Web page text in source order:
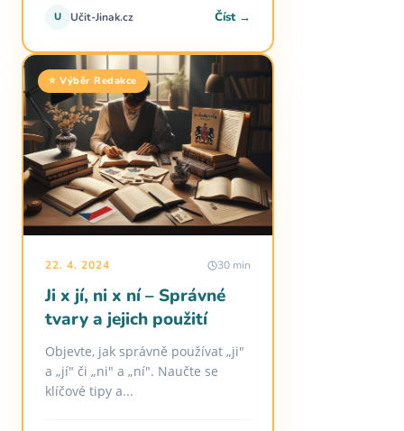
U Učit-Jinak.cz Číst →
⭐ Výběr Redakce
22. 4. 2024 30 min
Ji x jí, ni x ní – Správné
tvary a jejich použití
Objevte, jak správně používat „ji"
a „jí" či „ni" a „ní". Naučte se
klíčové tipy a...